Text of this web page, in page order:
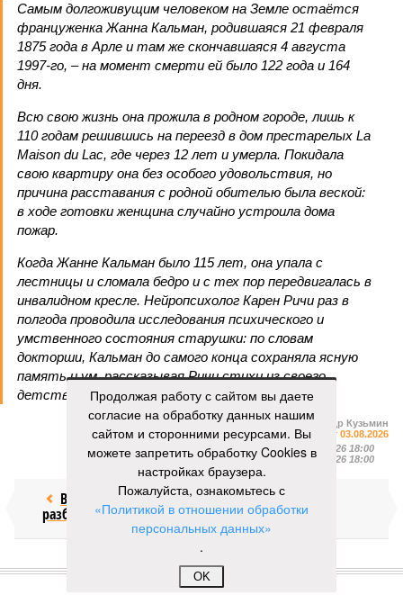
Самым долгоживущим человеком на Земле остаётся
француженка Жанна Кальман, родившаяся 21 февраля
1875 года в Арле и там же скончавшаяся 4 августа
1997-го, – на момент смерти ей было 122 года и 164
дня.
Всю свою жизнь она прожила в родном городе, лишь к
110 годам решившись на переезд в дом престарелых La
Maison du Lac, где через 12 лет и умерла. Покидала
свою квартиру она без особого удовольствия, но
причина расставания с родной обителью была веской:
в ходе готовки женщина случайно устроила дома
пожар.
Когда Жанне Кальман было 115 лет, она упала с
лестницы и сломала бедро и с тех пор передвигалась в
инвалидном кресле. Нейропсихолог Карен Ричи раз в
полгода проводила исследования психического и
умственного состояния старушки: по словам
докторши, Кальман до самого конца сохраняла ясную
память и ум, рассказывая Ричи стихи из своего
детства и решая арифметические задачки.
Александр Кузьмин
Газета«Наша версия» №29 от 03.08.2026
Опубликовано:04.08.2026 18:00
Отредактировано:04.08.2026 18:00
Воры без
разбора
Последние
времена
КОММЕНТАРИИ
Продолжая работу с сайтом вы даете
согласие на обработку данных нашим
сайтом и сторонними ресурсами. Вы
можете запретить обработку Cookies в
настройках браузера.
Пожалуйста, ознакомьтесь с
«Политикой в отношении обработки
персональных данных»
.
OK